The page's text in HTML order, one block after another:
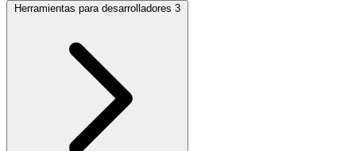
Herramientas para desarrolladores 3